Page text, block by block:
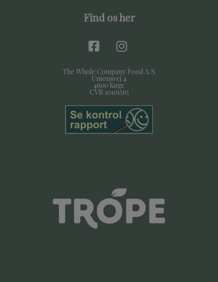
Find os her
The Whole Company Food A/S
Unionsvej 4
4600 Køge
CVR 10101565